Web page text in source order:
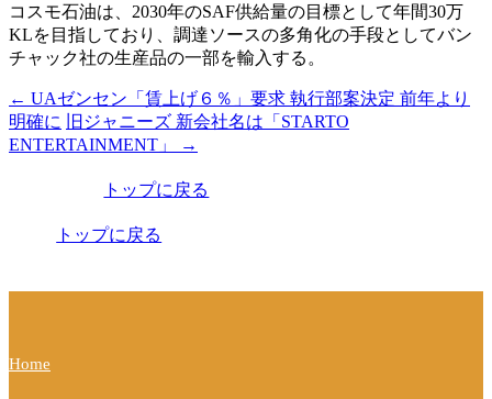
コスモ石油は、2030年のSAF供給量の目標として年間30万
KLを目指しており、調達ソースの多角化の手段としてバン
チャック社の生産品の一部を輸入する。
投
稿
← UAゼンセン「賃上げ６％」要求 執行部案決定 前年より
明確に
旧ジャニーズ 新会社名は「STARTO
ENTERTAINMENT」
→
トップに戻る
トップに戻る
Home